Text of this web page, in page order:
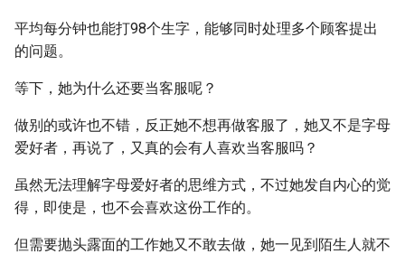
平均每分钟也能打98个生字，能够同时处理多个顾客提出
的问题。
等下，她为什么还要当客服呢？
做别的或许也不错，反正她不想再做客服了，她又不是字母
爱好者，再说了，又真的会有人喜欢当客服吗？
虽然无法理解字母爱好者的思维方式，不过她发自内心的觉
得，即使是，也不会喜欢这份工作的。
但需要抛头露面的工作她又不敢去做，她一见到陌生人就不